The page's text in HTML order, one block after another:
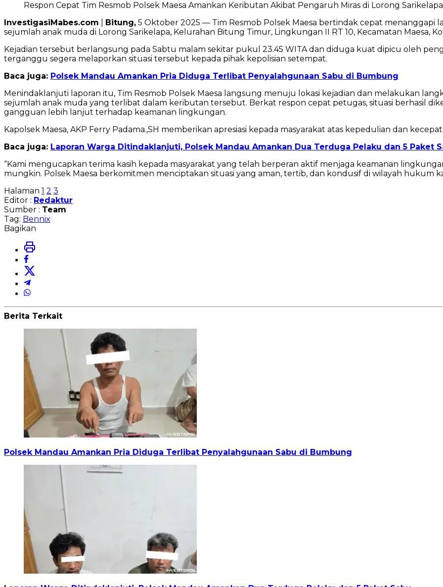
Respon Cepat Tim Resmob Polsek Maesa Amankan Keributan Akibat Pengaruh Miras di Lorong Sarikelapa
InvestigasiMabes.com
Bitung, 5 Oktober 2025 — Tim Resmob Polsek Maesa bertindak cepat
sejumlah anak muda di Lorong Sarikelapa, Kelurahan Bitung Timur, Lingkungan II RT 10, Kecamatan Maesa,
Kejadian tersebut berlangsung pada Sabtu malam sekitar pukul 23.45 WITA dan diduga kuat dipicu oleh
terganggu segera melaporkan situasi tersebut kepada pihak kepolisian setempat.
Baca juga: Polsek Mandau Amankan Pria Diduga Terlibat Penyalahgunaan Sabu di Bumbung
Menindaklanjuti laporan itu, Tim Resmob Polsek Maesa langsung menuju lokasi kejadian dan melakukan
sejumlah anak muda yang terlibat dalam keributan tersebut. Berkat respon cepat petugas, situasi berhasil
gangguan lebih lanjut terhadap keamanan lingkungan.
Kapolsek Maesa, AKP Ferry Padama.,SH memberikan apresiasi kepada masyarakat atas kepedulian dan
Baca juga: Laporan Warga Ditindaklanjuti, Polsek Mandau Amankan Dua Terduga Pelaku dan 5 Paket
“Kami mengucapkan terima kasih kepada masyarakat yang telah berperan aktif menjaga keamanan
mungkin. Polsek Maesa berkomitmen menciptakan situasi yang aman, tertib, dan kondusif di wilayah hukum
Halaman 1 2 3
Editor : Redaktur
Sumber : Team
Tag: Bennix
Bagikan
Berita Terkait
Polsek Mandau Amankan Pria Diduga Terlibat Penyalahgunaan Sabu di Bumbung